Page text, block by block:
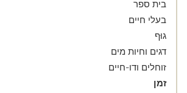
בית ספר
בעלי חיים
גוּף
דגים וחיות מים
זוחלים ודו-חיים
זמן